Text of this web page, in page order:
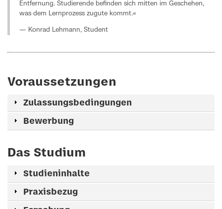
Entfernung. Studierende befinden sich mitten im Geschehen,
was dem Lernprozess zugute kommt.«
— Konrad Lehmann, Student
Voraussetzungen
Zulassungsbedingungen
Bewerbung
Das Studium
Studieninhalte
Praxisbezug